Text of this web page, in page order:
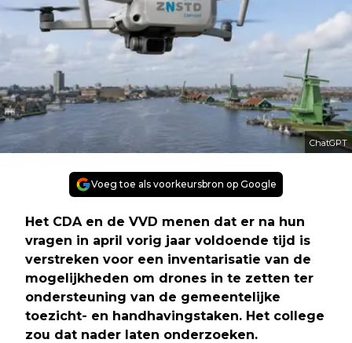
ChatGPT
Voeg toe als voorkeursbron op Google
Het CDA en de VVD menen dat er na hun
vragen in april vorig jaar voldoende tijd is
verstreken voor een inventarisatie van de
mogelijkheden om drones in te zetten ter
ondersteuning van de gemeentelijke
toezicht- en handhavingstaken. Het college
zou dat nader laten onderzoeken.